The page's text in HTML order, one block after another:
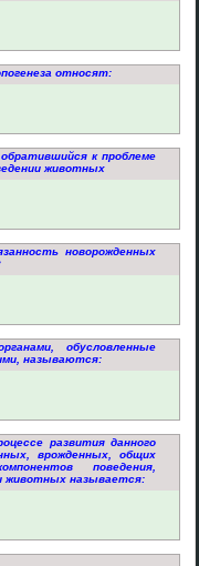
относят:
к проблеме
животных
новорожденных
обусловленные
называются:
развития данного
врожденных, общих
поведения,
животных называется: